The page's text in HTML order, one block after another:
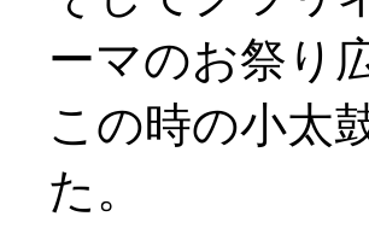
ーマのお祭り
この時の小太
た。